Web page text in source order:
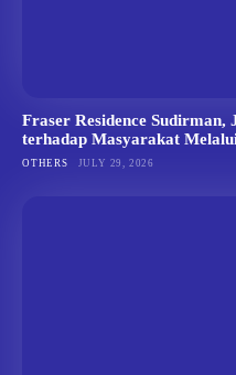
Fraser Residence
terhadap Masyarakat
OTHERS JULY 29, 2026